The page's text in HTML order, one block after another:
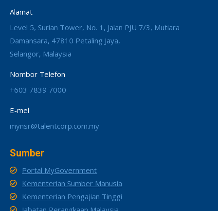
Alamat
Level 5, Surian Tower, No. 1, Jalan PJU 7/3, Mutiara
Damansara, 47810 Petaling Jaya,
Selangor, Malaysia
Nombor Telefon
+603 7839 7000
E-mel
mynsr@talentcorp.com.my
Sumber
Portal MyGovernment
Kementerian Sumber Manusia
Kementerian Pengajian Tinggi